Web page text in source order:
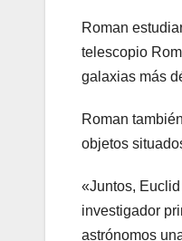
Roman
telescopio
galaxias más
Roman
objetos
«Juntos,
investigador
astrónomos